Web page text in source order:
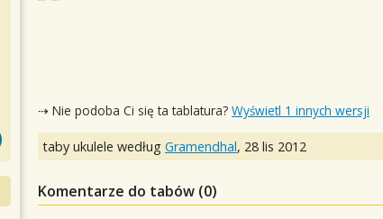
⇢ Nie podoba Ci się ta tablatura? Wyświetl 1 innych wersji
taby ukulele według Gramendhal, 28 lis 2012
Komentarze do tabów (0)